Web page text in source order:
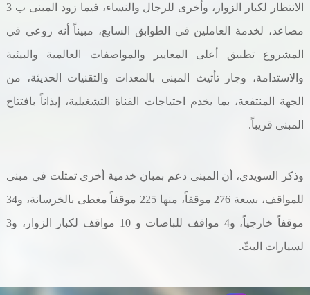
الانتظار لكبار الزوار، وأخرى للرجال والنساء، فيما زود المبنى ب 3
مصاعد، لخدمة العاملين في الطوابق السابع، مبيناً أنه روعي في
المشروع تطبيق أعلى المعايير والمواصفات العالمية والبيئية
والاستدامة، وجار تأثيث المبنى بالمعدات والتقنيات الحديثة، من
الجهة المنتفعة، بما يخدم احتياجات القناة التشغيلية، إيذاناً بافتتاح
المبنى قريباً.
وذكر السويدي، أن المبنى دعم بمبان خدمية أخرى تمثلت في مبنى
للمواقف، بسعة 276 موقفاً، منها 225 موقفاً مغطى بالخرسانة، و34
موقفاً خارجياً، و4 مواقف للباصات و 10 مواقف لكبار الزوار، و3
لسيارات البثّ.